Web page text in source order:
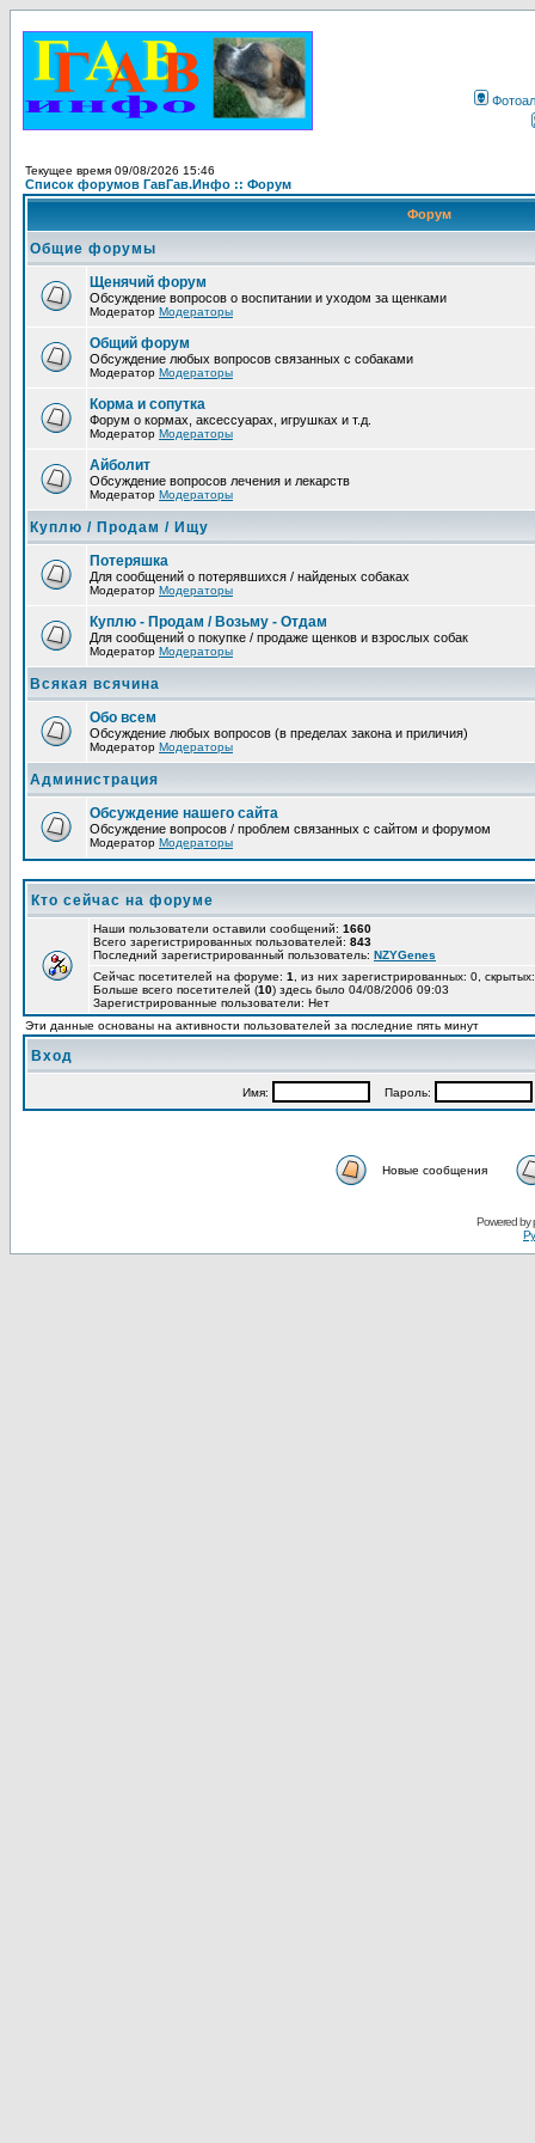
Текущее время 09/08/2026 15:46
Список форумов ГавГав.Инфо :: Форум
Форум
Общие форумы
Щенячий форум
Обсуждение вопросов о воспитании и уходом за щенками
Модератор Модераторы
Общий форум
Обсуждение любых вопросов связанных с собаками
Модератор Модераторы
Корма и сопутка
Форум о кормах, аксессуарах, игрушках и т.д.
Модератор Модераторы
Айболит
Обсуждение вопросов лечения и лекарств
Модератор Модераторы
Куплю / Продам / Ищу
Потеряшка
Для сообщений о потерявшихся / найденых собаках
Модератор Модераторы
Куплю - Продам / Возьму - Отдам
Для сообщений о покупке / продаже щенков и взрослых собак
Модератор Модераторы
Всякая всячина
Обо всем
Обсуждение любых вопросов (в пределах закона и приличия)
Модератор Модераторы
Администрация
Обсуждение нашего сайта
Обсуждение вопросов / проблем связанных с сайтом и форумом
Модератор Модераторы
Кто сейчас на форуме
Наши пользователи оставили сообщений: 1660
Всего зарегистрированных пользователей: 843
Последний зарегистрированный пользователь: NZYGenes
Сейчас посетителей на форуме: 1
, из них зарегистрированных: 0,
Больше всего посетителей (10) здесь было 04/08/2006 09:03
Зарегистрированные пользователи: Нет
Эти данные основаны на активности пользователей за последние пять минут
Вход
Имя: Пароль:
Новые сообщения
Powered by